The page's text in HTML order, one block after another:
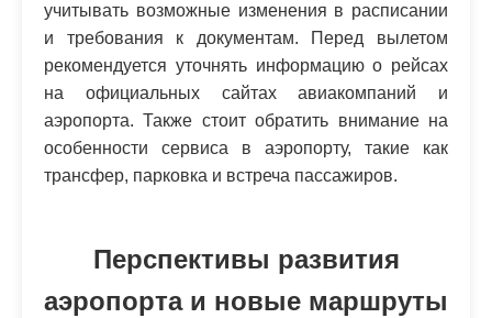
учитывать возможные изменения в расписании
и требования к документам. Перед вылетом
рекомендуется уточнять информацию о рейсах
на официальных сайтах авиакомпаний и
аэропорта. Также стоит обратить внимание на
особенности сервиса в аэропорту, такие как
трансфер, парковка и встреча пассажиров.
Перспективы развития
аэропорта и новые маршруты